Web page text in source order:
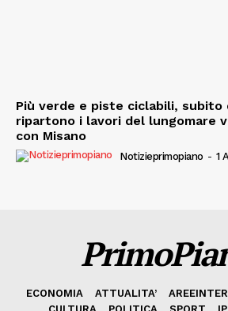
Più verde e piste ciclabili, subito
ripartono i lavori del lungomare
con Misano
Notizieprimopiano - 1
ECONOMIA ATTUALITA’